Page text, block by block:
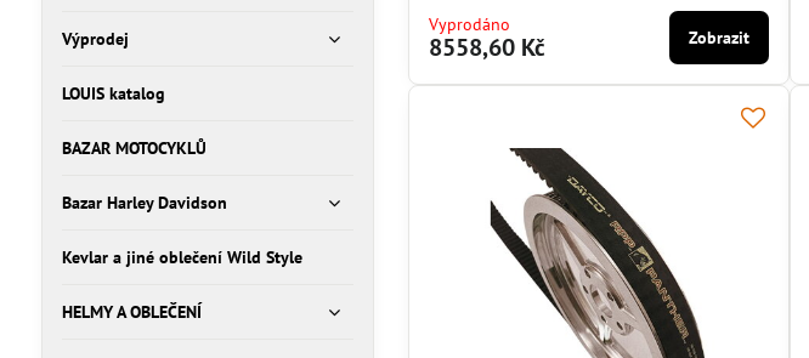
Vyprodáno
8558,60 Kč Zobrazit
Výprodej
LOUIS katalog
BAZAR MOTOCYKLŮ
Bazar Harley Davidson
Kevlar a jiné oblečení Wild Style
HELMY A OBLEČENÍ